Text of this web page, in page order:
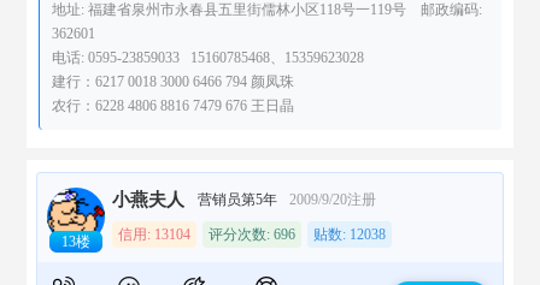
地址: 福建省泉州市永春县五里街儒林小区118号一119号 邮政编码:
362601
电话: 0595-23859033 15160785468、15359623028
建行：6217 0018 3000 6466 794 颜凤珠
农行：6228 4806 8816 7479 676 王日晶
13楼
小燕夫人 营销员第5年 2009/9/20注册
信用: 13104 评分次数: 696 贴数: 12038